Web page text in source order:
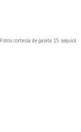
Fotos cortesía de gaiata 15 sequiol